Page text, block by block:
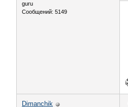
guru
Сообщений: 5149
Dimanchik